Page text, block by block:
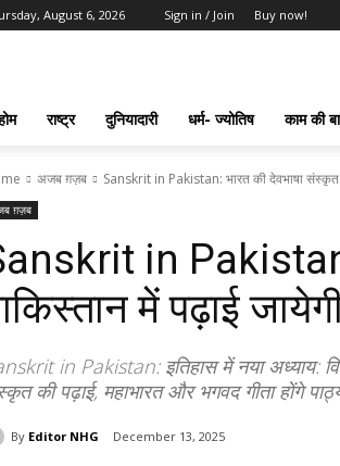
August 6, 2026 Sign in / Join Buy now!
राष्ट्र दुनियादारी धर्म- ज्योतिष काम की
अजब ग़ज़ब Sanskrit in Pakistan: भारत की देवभाषा संस्कृत
ग़ज़ब
in
में पढ़ाई
in Pakistan: इतिहास में नया अध्याय:
की पढ़ाई, महाभारत और भगवद गीता होंगे
By Editor NHG December 13, 2025